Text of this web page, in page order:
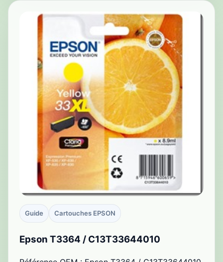
Guide Cartouches EPSON
Epson T3364 / C13T33644010